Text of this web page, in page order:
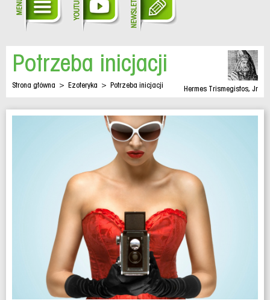
Hermes Trismegistos, Jr
Potrzeba inicjacji
Strona główna > Ezoteryka > Potrzeba inicjacji